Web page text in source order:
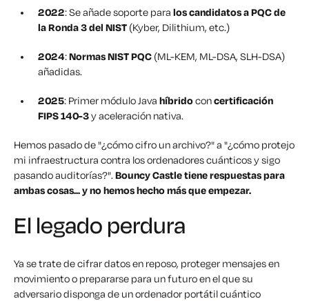
2022: Se añade soporte para los candidatos a PQC de
la Ronda 3 del NIST (Kyber, Dilithium, etc.)
2024:Normas NIST PQC (ML-KEM, ML-DSA, SLH-DSA)
añadidas.
2025: Primer módulo Java híbridoconcertificación
FIPS 140-3y aceleración nativa.
Hemos pasado de"¿cómo cifro un archivo?"a "¿cómo protejo
mi infraestructura contra los ordenadores cuánticos y sigo
pasando auditorías?".Bouncy Castle tiene respuestas para
ambas cosas... y no hemos hecho más que empezar.
El legado perdura
Ya se trate de cifrar datos en reposo, proteger mensajes en
movimiento o prepararse para un futuro en el que su
adversario disponga de un ordenador portátil cuántico